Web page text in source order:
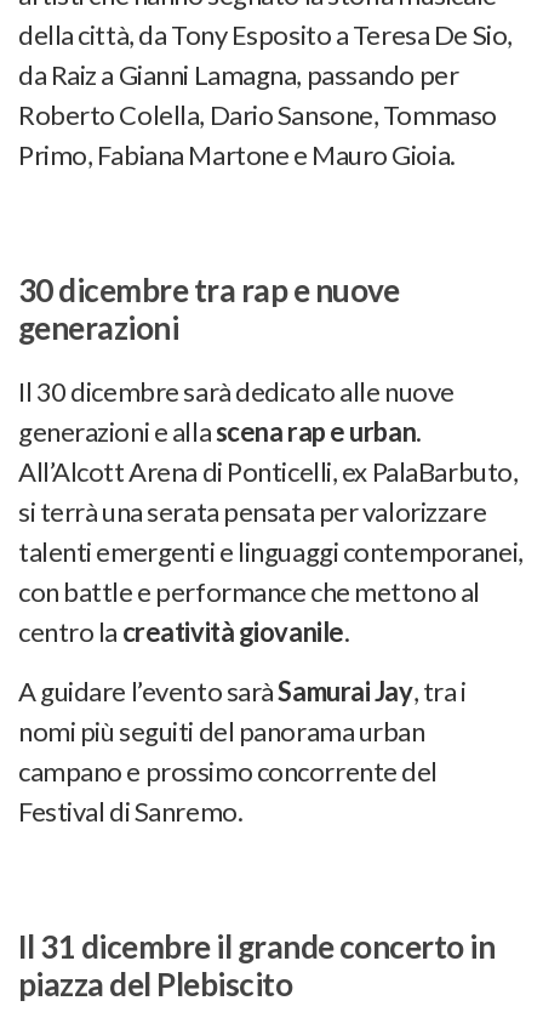
della città, da Tony Esposito a Teresa De Sio,
da Raiz a Gianni Lamagna, passando per
Roberto Colella, Dario Sansone, Tommaso
Primo, Fabiana Martone e Mauro Gioia.
30 dicembre tra rap e nuove
generazioni
Il 30 dicembre sarà dedicato alle nuove
generazioni e allascena rap e urban.
All’Alcott Arena di Ponticelli, ex PalaBarbuto,
si terrà una serata pensata per valorizzare
talenti emergenti e linguaggi contemporanei,
con battle e performance che mettono al
centro la creatività giovanile.
A guidare l’evento saràSamurai Jay, tra i
nomi più seguiti del panorama urban
campano e prossimo concorrente del
Festival di Sanremo.
Il 31 dicembre il grande concerto in
piazza del Plebiscito